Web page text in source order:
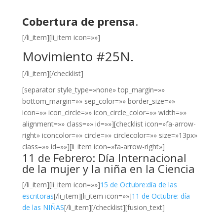
Cobertura de prensa.
[/li_item][li_item icon=»»]
Movimiento #25N.
[/li_item][/checklist]
[separator style_type=»none» top_margin=»»
bottom_margin=»» sep_color=»» border_size=»»
icon=»» icon_circle=»» icon_circle_color=»» width=»»
alignment=»» class=»» id=»»][checklist icon=»fa-arrow-
right» iconcolor=»» circle=»» circlecolor=»» size=»13px»
class=»» id=»»][li_item icon=»fa-arrow-right»]
11 de Febrero: Día Internacional
de la mujer y la niña en la Ciencia
[/li_item][li_item icon=»»]15 de Octubre:día de las
escritoras[/li_item][li_item icon=»»]11 de Octubre: día
de las NIÑAS[/li_item][/checklist][fusion_text]